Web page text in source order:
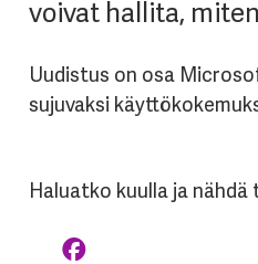
voivat hallita,
Uudistus on osa
sujuvaksi
Haluatko kuulla ja